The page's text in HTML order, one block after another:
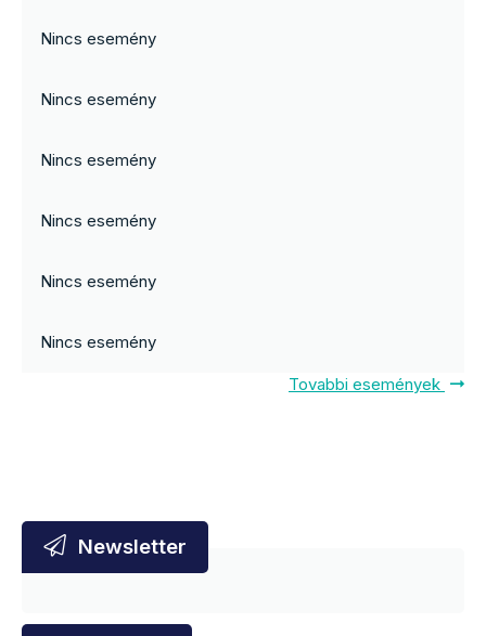
Nincs esemény
Nincs esemény
Nincs esemény
Nincs esemény
Nincs esemény
Nincs esemény
Tovabbi események
Newsletter